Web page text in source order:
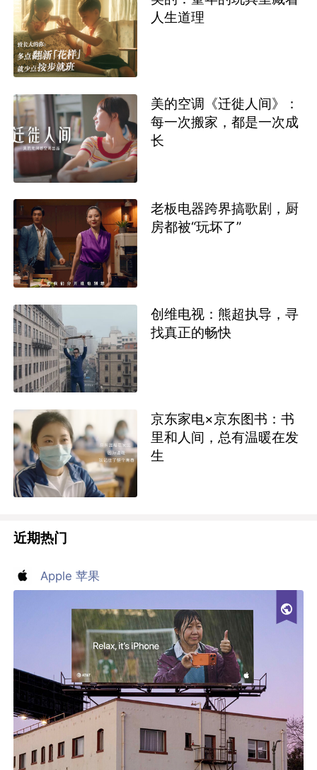
人生道理
美的空调《迁徙人间》：
每一次搬家，都是一次成
长
老板电器跨界搞歌剧，厨
房都被“玩坏了”
创维电视：熊超执导，寻
找真正的畅快
京东家电×京东图书：书
里和人间，总有温暖在发
生
近期热门
Apple 苹果